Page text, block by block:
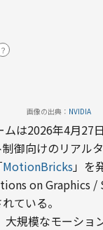
？
画像の出典： NVIDIA
ムは2026年4月27
御向けのリアル
MotionBricks」を
on Graphics /
ている。
規模なモーショ